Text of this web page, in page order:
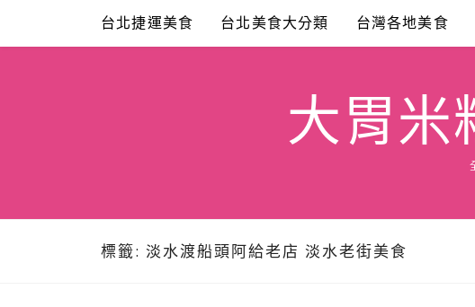
content
台北捷運美食 台北美食大分類 台灣各地美食
大胃米
標籤: 淡水渡船頭阿給老店 淡水老街美食